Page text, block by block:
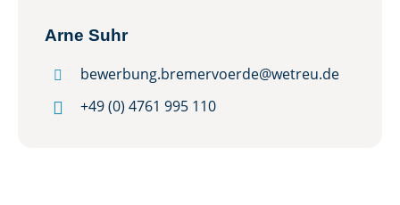
Arne Suhr
 bewerbung.bremervoerde@wetreu.de
 +49 (0) 4761 995 110